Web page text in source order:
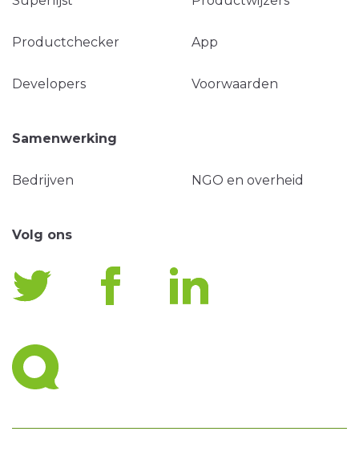
Productchecker App
Developers Voorwaarden
Samenwerking
Bedrijven NGO en overheid
Volg ons